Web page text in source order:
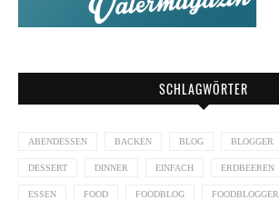
SCHLAGWÖRTER
ABENDESSEN BACKEN BLOG BLOGGER
DESSERT DINNER EINFACH ERDBEEREN
ESSEN FOOD FOODBLOG FOODBLOGGER